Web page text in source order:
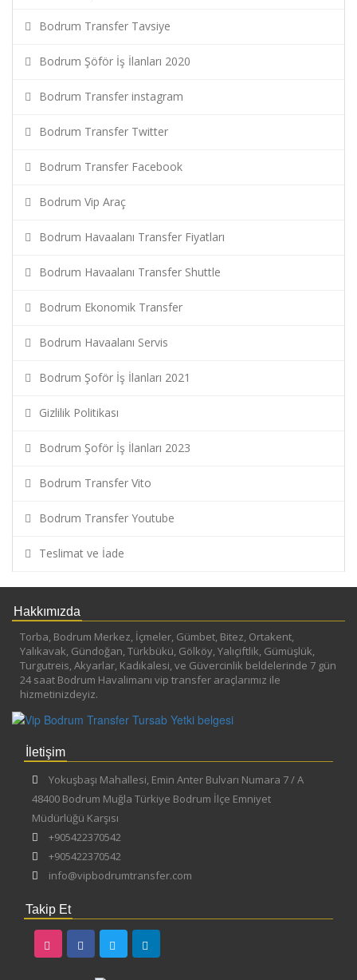
Bodrum Transfer Tavsiye
Bodrum Şöför İş İlanları 2020
Bodrum Transfer instagram
Bodrum Transfer Twitter
Bodrum Transfer Facebook
Bodrum Vip Araç
Bodrum Havaalanı Transfer Fiyatları
Bodrum Havaalanı Transfer Shuttle
Bodrum Ekonomik Transfer
Bodrum Havaalanı Servis
Bodrum Şoför İş İlanları 2021
Gizlilik Politikası
Bodrum Şoför İş İlanları 2023
Bodrum Transfer Vito
Bodrum Transfer Youtube
Teslimat ve İade
Hakkımızda
Torba, Bodrum Merkez, İçmeler, Gümbet, Bitez, Ortakent,
Yalıkavak, Gündoğan, Türkbükü, Gölköy, Yalıçiftlik, Gümüşlük,
Turgutreis, Akyarlar, Kadıkalesi, ve Güvercinlik beldelerinde 7 gün
24 saat Bodrum Havalimanı vip transfer araçlarımız ile
hizmetinizdeyiz.
İletişim
Yokuşbaşı Mahallesi, Emin Anter Bulvarı Numara 7 / A
48400 Bodrum Muğla Türkiye Bodrum İlçe Emniyet
Müdürlüğü Karşısı
+905422370542
+905422370542
info@vipbodrumtransfer.com
Takip Et